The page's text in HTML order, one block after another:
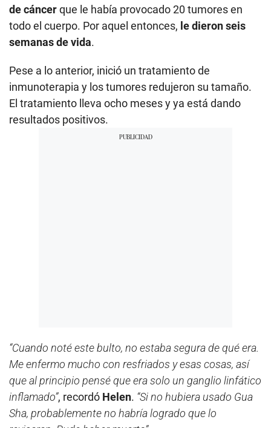
de cáncerque le había provocado 20 tumores en
todo el cuerpo. Por aquel entonces, le dieron seis
semanas de vida.
Pese a lo anterior, inició un tratamiento de
inmunoterapia y los tumores redujeron su tamaño.
El tratamiento lleva ocho meses y ya está dando
resultados positivos.
“Cuando noté este bulto, no estaba segura de qué era.
Me enfermo mucho con resfriados y esas cosas, así
que al principio pensé que era solo un ganglio linfático
inflamado”, recordó Helen. “Si no hubiera usado Gua
Sha, probablemente no habría logrado que lo